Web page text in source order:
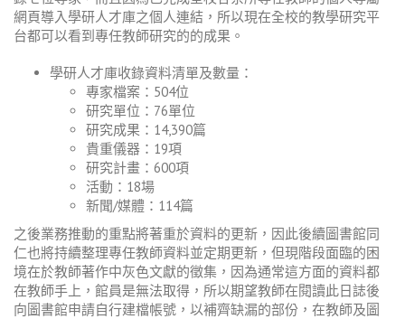
網頁導入學研人才庫之個人連結，所以現在全校的教學研究平
台都可以看到專任教師研究的的成果。
學研人才庫收錄資料清單及數量：
專家檔案： 504位
研究單位： 76單位
研究成果： 14,390篇
貴重儀器： 19項
研究計畫： 600項
活動： 18場
新聞/媒體： 114篇
之後業務推動的重點將著重於資料的更新，因此後續圖書館同
仁也將持續整理專任教師資料並定期更新，但現階段面臨的困
境在於教師著作中灰色文獻的徵集，因為通常這方面的資料都
在教師手上，館員是無法取得，所以期望教師在閱讀此日誌後
向圖書館申請自行建檔帳號，以補齊缺漏的部份，在教師及圖